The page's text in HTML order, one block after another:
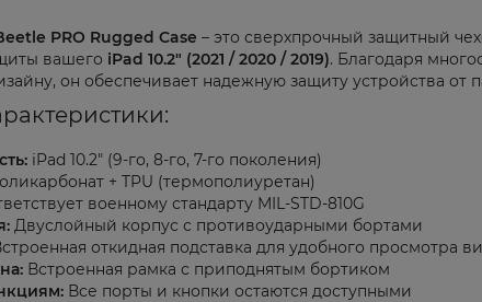
PRO Rugged Case – это сверхпрочный защитный
вашего iPad 10.2" (2021 / 2020 / 2019). Благодаря
он обеспечивает надежную защиту устройства от
iPad 10.2" (9-го, 8-го, 7-го поколения)
+ TPU (термополиуретан)
военному стандарту MIL-STD-810G
Двуслойный корпус с противоударными бортами
откидная подставка для удобного просмотра
Встроенная рамка с приподнятым бортиком
Все порты и кнопки остаются доступными